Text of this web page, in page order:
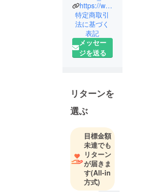
オーナーが
手掛ける米
粉の焼き菓
子専門店
米粉~Kome-
Kona~と申し
大阪のシェ
アキッチン
にて広島出
ともあり広
島レモンの
創作料理を
提供してお
ります。そ
の中のデ
https://www.instagram.com/lemons.you.guu/
特定商取引
法に基づく
表記
メッセー
ジを送る
リターンを
選ぶ
目標金額
未達でも
リターン
が届きま
す(All-in
方式)